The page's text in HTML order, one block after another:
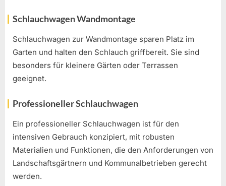
Schlauchwagen Wandmontage
Schlauchwagen zur Wandmontage sparen Platz im
Garten und halten den Schlauch griffbereit. Sie sind
besonders für kleinere Gärten oder Terrassen
geeignet.
Professioneller Schlauchwagen
Ein professioneller Schlauchwagen ist für den
intensiven Gebrauch konzipiert, mit robusten
Materialien und Funktionen, die den Anforderungen von
Landschaftsgärtnern und Kommunalbetrieben gerecht
werden.